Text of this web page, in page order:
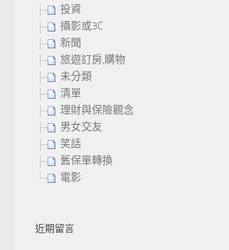
投資
攝影或3C
新聞
旅遊訂房,購物
未分類
清單
理財與保險觀念
男女交友
笑話
舊保單轉換
電影
近期留言